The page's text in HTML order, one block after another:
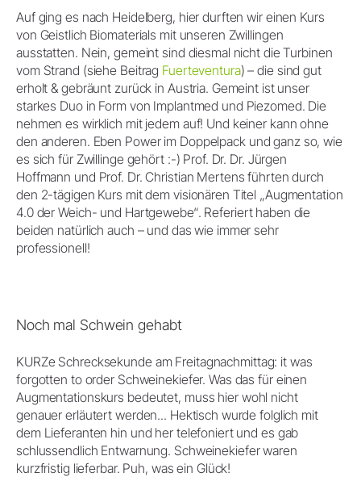
Auf ging es nach Heidelberg, hier durften wir einen Kurs
von Geistlich Biomaterials mit unseren Zwillingen
ausstatten. Nein, gemeint sind diesmal nicht die Turbinen
vom Strand (siehe Beitrag Fuerteventura) – die sind gut
erholt & gebräunt zurück in Austria. Gemeint ist unser
starkes Duo in Form von Implantmed und Piezomed. Die
nehmen es wirklich mit jedem auf! Und keiner kann ohne
den anderen. Eben Power im Doppelpack und ganz so, wie
es sich für Zwillinge gehört :-) Prof. Dr. Dr. Jürgen
Hoffmann und Prof. Dr. Christian Mertens führten durch
den 2-tägigen Kurs mit dem visionären Titel „Augmentation
4.0 der Weich- und Hartgewebe“. Referiert haben die
beiden natürlich auch – und das wie immer sehr
professionell!
Noch mal Schwein gehabt
KURZe Schrecksekunde am Freitagnachmittag: it was
forgotten to order Schweinekiefer. Was das für einen
Augmentationskurs bedeutet, muss hier wohl nicht
genauer erläutert werden... Hektisch wurde folglich mit
dem Lieferanten hin und her telefoniert und es gab
schlussendlich Entwarnung. Schweinekiefer waren
kurzfristig lieferbar. Puh, was ein Glück!